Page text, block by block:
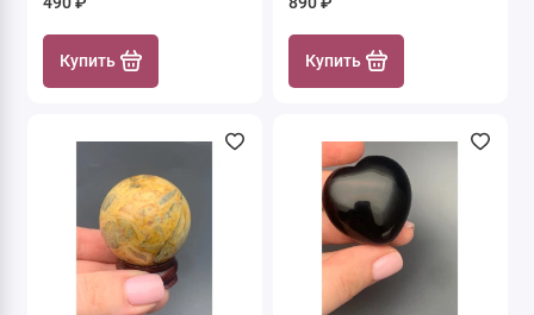
Купить
мм, толщина 20 мм, цена за
1 шт.
Купить